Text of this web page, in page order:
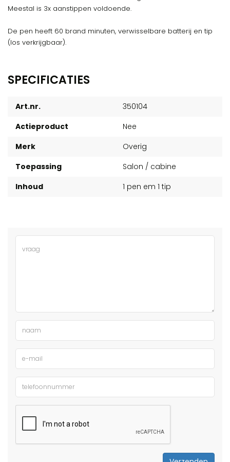
Meestal is 3x aanstippen voldoende.
De pen heeft 60 brand minuten, verwisselbare batterij en tip
(los verkrijgbaar).
SPECIFICATIES
Art.nr.
350104
Actieproduct
Nee
Merk
Overig
Toepassing
Salon / cabine
Inhoud
1 pen em 1 tip